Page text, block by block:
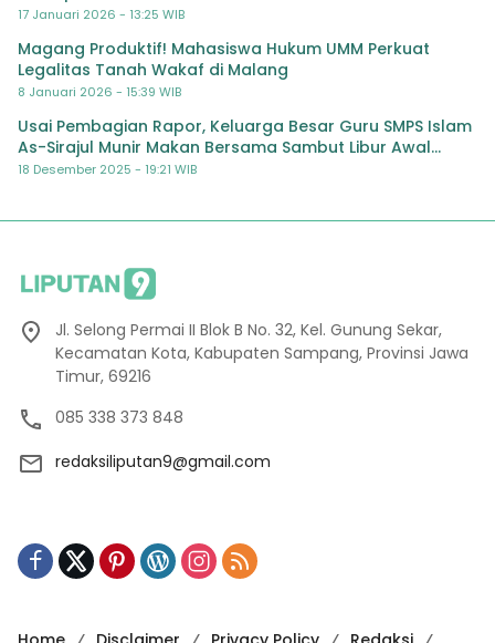
17 Januari 2026 - 13:25 WIB
Magang Produktif! Mahasiswa Hukum UMM Perkuat
Legalitas Tanah Wakaf di Malang
8 Januari 2026 - 15:39 WIB
Usai Pembagian Rapor, Keluarga Besar Guru SMPS Islam
As-Sirajul Munir Makan Bersama Sambut Libur Awal
Semester
18 Desember 2025 - 19:21 WIB
Jl. Selong Permai II Blok B No. 32, Kel. Gunung Sekar,
Kecamatan Kota, Kabupaten Sampang, Provinsi Jawa
Timur, 69216
085 338 373 848
redaksiliputan9@gmail.com